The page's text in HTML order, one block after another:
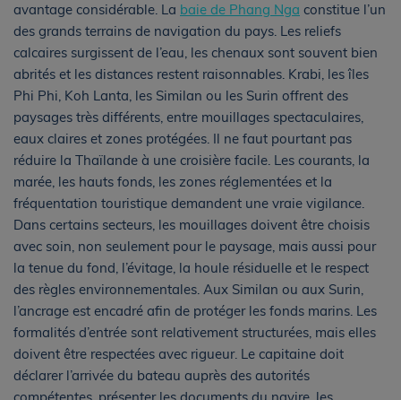
avantage considérable. La baie de Phang Nga constitue l’un
des grands terrains de navigation du pays. Les reliefs
calcaires surgissent de l’eau, les chenaux sont souvent bien
abrités et les distances restent raisonnables. Krabi, les îles
Phi Phi, Koh Lanta, les Similan ou les Surin offrent des
paysages très différents, entre mouillages spectaculaires,
eaux claires et zones protégées. Il ne faut pourtant pas
réduire la Thaïlande à une croisière facile. Les courants, la
marée, les hauts fonds, les zones réglementées et la
fréquentation touristique demandent une vraie vigilance.
Dans certains secteurs, les mouillages doivent être choisis
avec soin, non seulement pour le paysage, mais aussi pour
la tenue du fond, l’évitage, la houle résiduelle et le respect
des règles environnementales. Aux Similan ou aux Surin,
l’ancrage est encadré afin de protéger les fonds marins. Les
formalités d’entrée sont relativement structurées, mais elles
doivent être respectées avec rigueur. Le capitaine doit
déclarer l’arrivée du bateau auprès des autorités